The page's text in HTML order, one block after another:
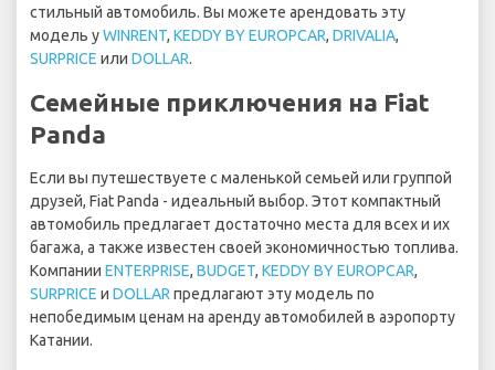
стильный автомобиль. Вы можете арендовать эту
модель уWINRENT, KEDDY BY EUROPCAR, DRIVALIA,
SURPRICE или DOLLAR.
Семейные приключения на Fiat
Panda
Если вы путешествуете с маленькой семьей или группой
друзей, Fiat Panda - идеальный выбор. Этот компактный
автомобиль предлагает достаточно места для всех и их
багажа, а также известен своей экономичностью топлива.
Компании ENTERPRISE, BUDGET, KEDDY BY EUROPCAR,
SURPRICE и DOLLAR предлагают эту модель по
непобедимым ценам на аренду автомобилей в аэропорту
Катании.